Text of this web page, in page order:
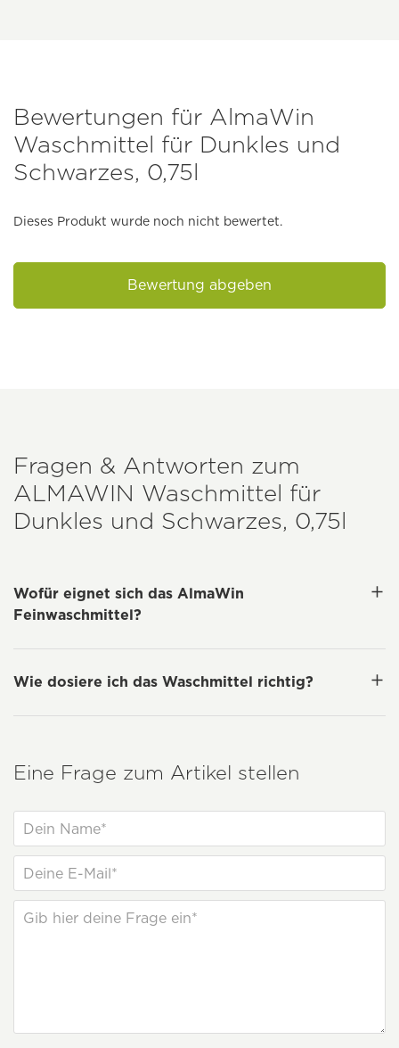
Bewertungen für AlmaWin
Waschmittel für Dunkles und
Schwarzes, 0,75l
Dieses Produkt wurde noch nicht bewertet.
Bewertung abgeben
Fragen & Antworten zum
ALMAWIN Waschmittel für
Dunkles und Schwarzes, 0,75l
Wofür eignet sich das AlmaWin
Feinwaschmittel?
Wie dosiere ich das Waschmittel richtig?
Eine Frage zum Artikel stellen